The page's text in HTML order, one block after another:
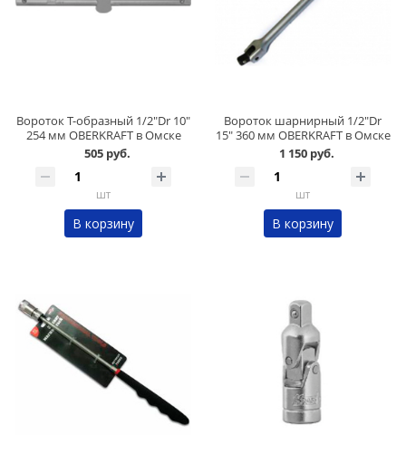
Вороток Т-образный 1/2"Dr 10"
254 мм OBERKRAFT в Омске
505 руб.
шт
В корзину
Вороток шарнирный 1/2"Dr
15" 360 мм OBERKRAFT в Омске
1 150 руб.
шт
В корзину